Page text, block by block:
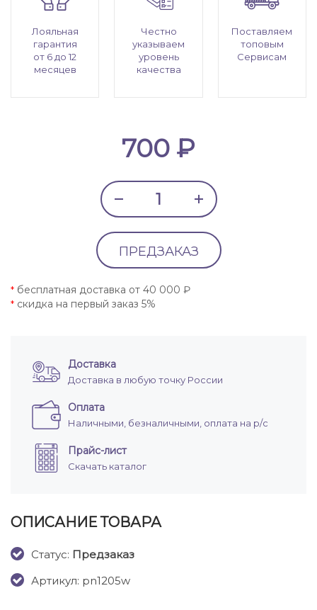
Лояльная
гарантия
от 6 до 12
месяцев
Честно
указываем
уровень
качества
Поставляем
топовым
Сервисам
700 ₽
ПРЕДЗАКАЗ
* бесплатная доставка от 40 000 ₽
* скидка на первый заказ 5%
Доставка
Доставка в любую точку России
Оплата
Наличными, безналичными, оплата на р/с
Прайс-лист
Скачать каталог
ОПИСАНИЕ ТОВАРА
Cтатус: Предзаказ
Артикул: pn1205w